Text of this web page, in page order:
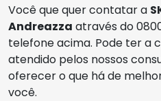
Você que quer contatar a
Andreazza através do
telefone acima. Pode ter a
atendido pelos nossos
oferecer o que há de
você.